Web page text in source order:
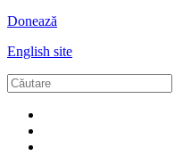
Donează
English site